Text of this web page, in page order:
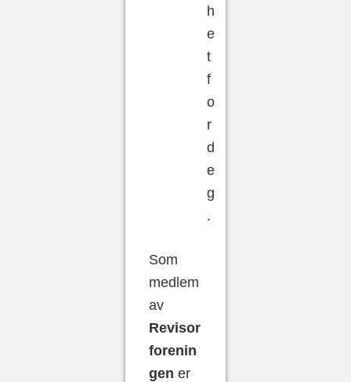
h
e
t
f
o
r
d
e
g
.
Som
medlem
av
Revisor
forenin
gen er